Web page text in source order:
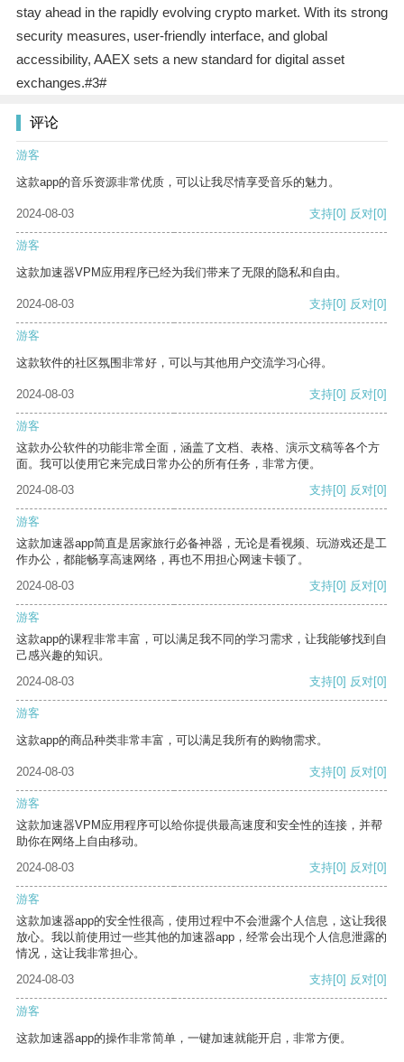
stay ahead in the rapidly evolving crypto market. With its strong
security measures, user-friendly interface, and global
accessibility, AAEX sets a new standard for digital asset
exchanges.#3#
评论
游客
这款app的音乐资源非常优质，可以让我尽情享受音乐的魅力。
2024-08-03 支持[0] 反对[0]
游客
这款加速器VPM应用程序已经为我们带来了无限的隐私和自由。
2024-08-03 支持[0] 反对[0]
游客
这款软件的社区氛围非常好，可以与其他用户交流学习心得。
2024-08-03 支持[0] 反对[0]
游客
这款办公软件的功能非常全面，涵盖了文档、表格、演示文稿等各个方
面。我可以使用它来完成日常办公的所有任务，非常方便。
2024-08-03
支持[0] 反对[0]
游客
这款加速器app简直是居家旅行必备神器，无论是看视频、玩游戏还是工
作办公，都能畅享高速网络，再也不用担心网速卡顿了。
2024-08-03
支持[0] 反对[0]
游客
这款app的课程非常丰富，可以满足我不同的学习需求，让我能够找到自
己感兴趣的知识。
2024-08-03
支持[0] 反对[0]
游客
这款app的商品种类非常丰富，可以满足我所有的购物需求。
2024-08-03 支持[0] 反对[0]
游客
这款加速器VPM应用程序可以给你提供最高速度和安全性的连接，并帮
助你在网络上自由移动。
2024-08-03
支持[0] 反对[0]
游客
这款加速器app的安全性很高，使用过程中不会泄露个人信息，这让我很
放心。我以前使用过一些其他的加速器app，经常会出现个人信息泄露的
情况，这让我非常担心。
2024-08-03
支持[0] 反对[0]
游客
这款加速器app的操作非常简单，一键加速就能开启，非常方便。